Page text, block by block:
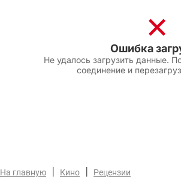
На главную | Кино | Рецензии